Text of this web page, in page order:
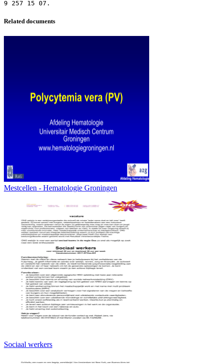
Related documents
Mestcellen - Hematologie Groningen
Sociaal werkers